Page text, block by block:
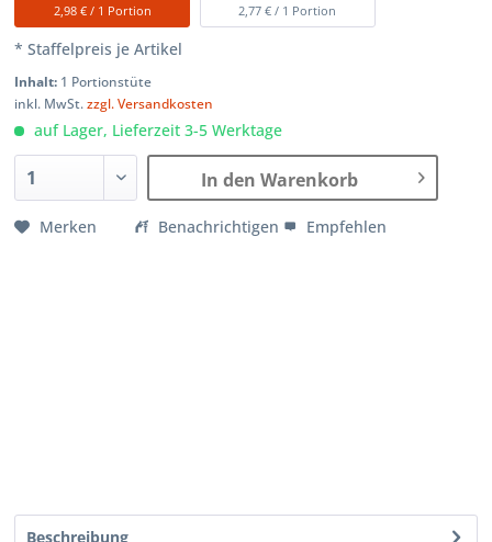
2,98 € / 1 Portion
2,77 € / 1 Portion
* Staffelpreis je Artikel
Inhalt: 1 Portionstüte
inkl. MwSt.zzgl. Versandkosten
auf Lager, Lieferzeit 3-5 Werktage
In den Warenkorb
Merken Benachrichtigen Empfehlen
Beschreibung